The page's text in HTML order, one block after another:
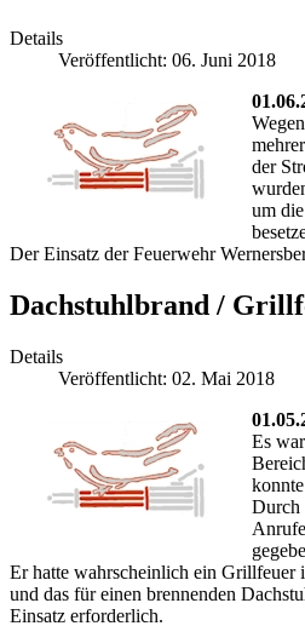
Details
Veröffentlicht: 06. Juni 2018
der
um
Der Einsatz der Feuerwehr
Dachstuhlbrand /
Details
Veröffentlicht: 02. Mai 2018
Es
Durch
Er hatte wahrscheinlich ein Grillfeuer
und das für einen brennenden
Einsatz erforderlich.